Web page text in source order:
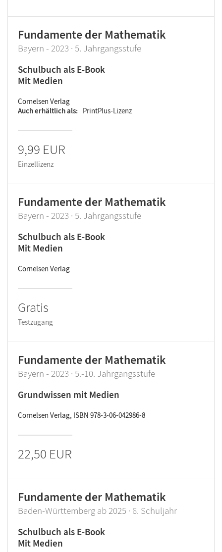
Fundamente der Mathematik
Bayern - 2023 · 5. Jahrgangsstufe
Schulbuch als E-Book
Mit Medien
Cornelsen Verlag
Auch erhältlich als
PrintPlus-Lizenz
9,99 EUR
Einzellizenz
Fundamente der Mathematik
Bayern - 2023 · 5. Jahrgangsstufe
Schulbuch als E-Book
Mit Medien
Cornelsen Verlag
Gratis
Testzugang
Fundamente der Mathematik
Bayern - 2023 · 5.-10. Jahrgangsstufe
Grundwissen mit Medien
Cornelsen Verlag, ISBN 978-3-06-042986-8
22,50 EUR
Fundamente der Mathematik
Baden-Württemberg ab 2025 · 6. Schuljahr
Schulbuch als E-Book
Mit Medien